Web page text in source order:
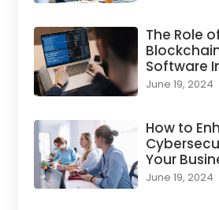
The Role
Software
June 19, 2024
How to
Your
June 19, 2024